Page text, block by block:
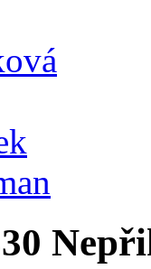
0